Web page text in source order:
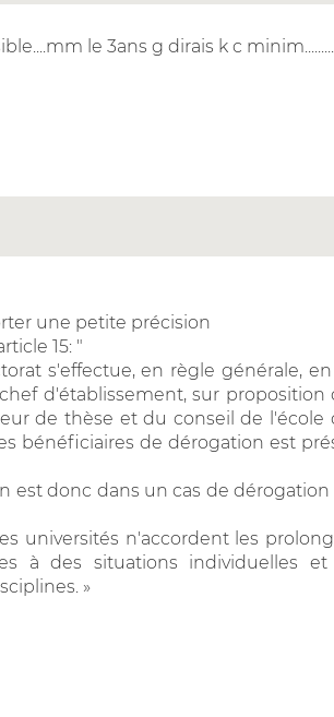
le 3ans g dirais k c minim.........
une petite précision
15: "
s'effectue, en règle générale,
d'établissement, sur
de thèse et du conseil de l'école
bénéficiaires de dérogation est
est donc dans un cas de
universités n'accordent les
à des situations individuelles
»